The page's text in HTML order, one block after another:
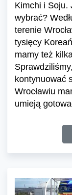
Kimchi i Soju.
wybrać?
terenie
tysięcy
mamy też
kontynuować
Wrocławiu
umieją